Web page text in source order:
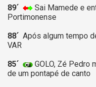
89´
Sai Mamede e
Portimonense
88´ Após algum tempo
VAR
85´
GOLO, Zé Pedro
de um pontapé de canto